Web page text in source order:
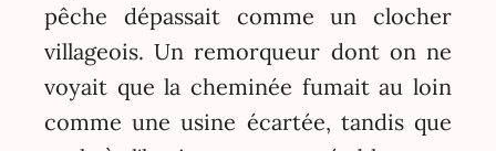
pêche dépassait comme un clocher
villageois. Un remorqueur dont on ne
voyait que la cheminée fumait au loin
comme une usine écartée, tandis que